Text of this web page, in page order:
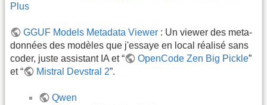
Plus
GGUF Models Metadata Viewer : Un viewer des meta-
données des modèles que j'essaye en local réalisé sans
coder, juste assistant IA et “
OpenCode Zen Big Pickle”
et “
Mistral Devstral 2”.
Qwen